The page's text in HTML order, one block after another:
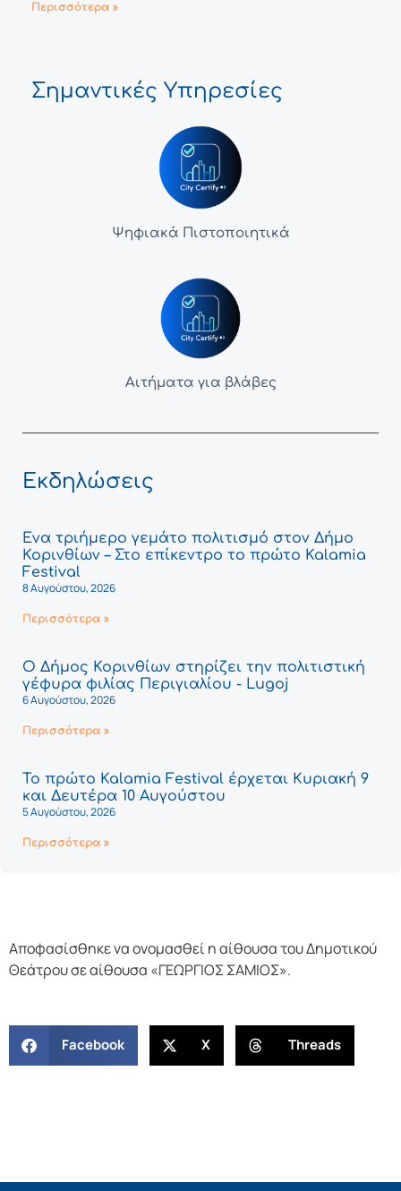
Περισσότερα »
Σημαντικές Υπηρεσίες
Ψηφιακά Πιστοποιητικά
Αιτήματα για βλάβες
Εκδηλώσεις
Ένα τριήμερο γεμάτο πολιτισμό στον Δήμο
Κορινθίων – Στο επίκεντρο το πρώτο Kalamia
Festival
8 Αυγούστου, 2026
Περισσότερα »
Ο Δήμος Κορινθίων στηρίζει την πολιτιστική
γέφυρα φιλίας Περιγιαλίου - Lugoj
6 Αυγούστου, 2026
Περισσότερα »
Το πρώτο Kalamia Festival έρχεται Κυριακή 9
και Δευτέρα 10 Αυγούστου
5 Αυγούστου, 2026
Περισσότερα »
Aποφασίσθηκε να ονομασθεί η αίθουσα του Δημοτικού
Θεάτρου σε αίθουσα «ΓΕΩΡΓΙΟΣ ΣΑΜΙΟΣ».
Facebook X Threads